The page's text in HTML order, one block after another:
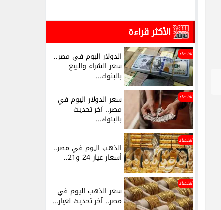
الأكثر قراءة
اقتصاد الدولار اليوم في مصر..
سعر الشراء والبيع
بالبنوك...
اقتصاد سعر الدولار اليوم في
مصر.. آخر تحديث
بالبنوك...
اقتصاد
الذهب اليوم في مصر..
أسعار عيار 24 و21...
اقتصاد
سعر الذهب اليوم في
مصر.. آخر تحديث لعيار...